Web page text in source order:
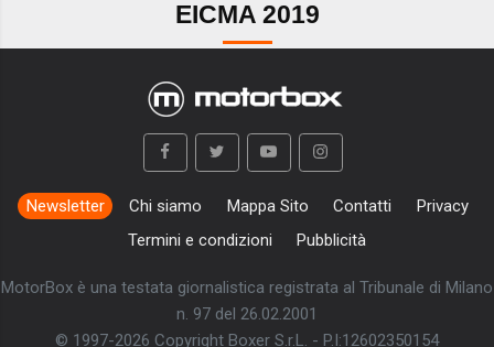
EICMA 2019
Newsletter Chi siamo Mappa Sito Contatti
Privacy
Termini e condizioni
Pubblicità
MotorBox è una testata giornalistica registrata al Tribunale di Milano
n. 97 del 26.02.2001
© 1997-2026 Copyright Boxer S.r.L. - P.I:12602350154